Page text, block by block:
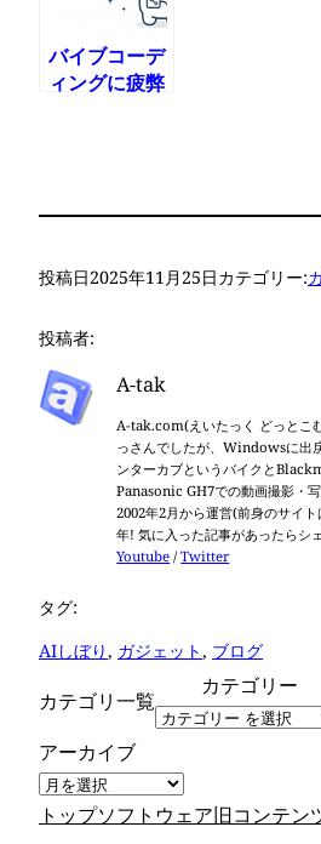
バイブコーデ
ィングに疲弊
投稿日2025年11月25日カテゴリー:
投稿者:
A-tak
A-tak.com(えいたっく どっとこ
っさんでしたが、Windowsに出
ンターカブというバイクと
Panasonic GH7での動画撮影・
2002年2月から運営(前身のサイ
年! 気に入った記事があったらシ
Youtube /Twitter
タグ:
AIしぼり , ガジェット , ブログ
カテゴリ一覧
カテゴリー
アーカイブ
トップソフトウェア旧コンテン